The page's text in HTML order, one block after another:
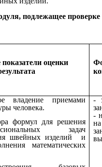
подлежащее проверке
оценки
владение приемами
человека.
формул для решения
задач
швейных изделий и
математических
-
-